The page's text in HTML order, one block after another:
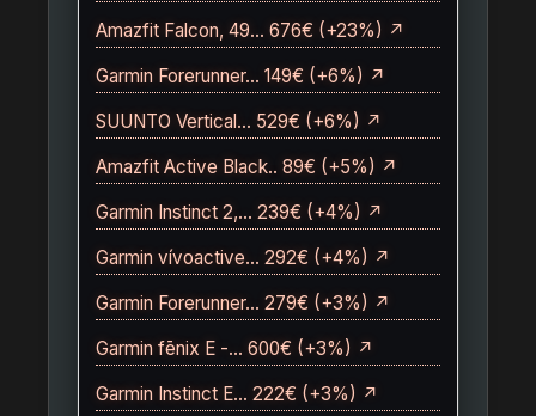
Amazfit Falcon, 49… 676€ (+23%) ↗
Garmin Forerunner… 149€ (+6%) ↗
SUUNTO Vertical… 529€ (+6%) ↗
Amazfit Active Black.. 89€ (+5%) ↗
Garmin Instinct 2,… 239€ (+4%) ↗
Garmin vívoactive… 292€ (+4%) ↗
Garmin Forerunner… 279€ (+3%) ↗
Garmin fēnix E -… 600€ (+3%) ↗
Garmin Instinct E… 222€ (+3%) ↗